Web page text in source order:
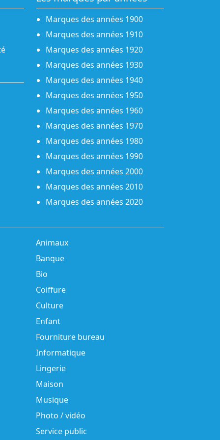
Marques des années 1900
Marques des années 1910
Marques des années 1920
Marques des années 1930
Marques des années 1940
Marques des années 1950
Marques des années 1960
Marques des années 1970
Marques des années 1980
Marques des années 1990
Marques des années 2000
Marques des années 2010
Marques des années 2020
Animaux
Banque
Bio
Coiffure
Culture
Enfant
Fourniture bureau
Informatique
Lingerie
Maison
Musique
Photo / vidéo
Service public